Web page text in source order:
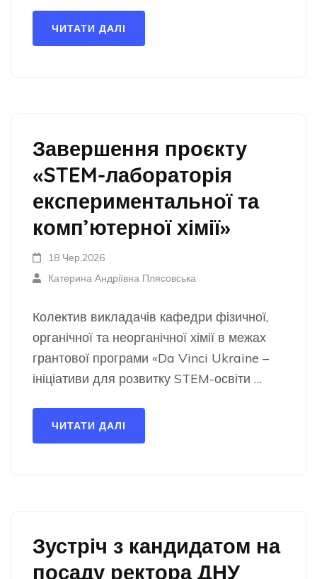
ЧИТАТИ ДАЛІ
Завершення проєкту
«STEM-лабораторія
експериментальної та
комп’ютерної хімії»
18 Чер,2026
Катерина Андріївна Плясовська
Колектив викладачів кафедри фізичної,
органічної та неорганічної хімії в межах
грантової програми «Da Vinci Ukraine –
ініціативи для розвитку STEM-освіти …
ЧИТАТИ ДАЛІ
Зустріч з кандидатом на
посаду ректора ДНУ